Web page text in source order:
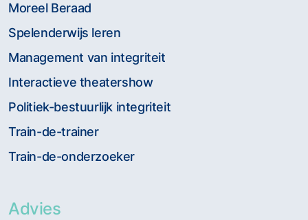
Moreel Beraad
Spelenderwijs leren
Management van integriteit
Interactieve theatershow
Politiek-bestuurlijk integriteit
Train-de-trainer
Train-de-onderzoeker
Advies